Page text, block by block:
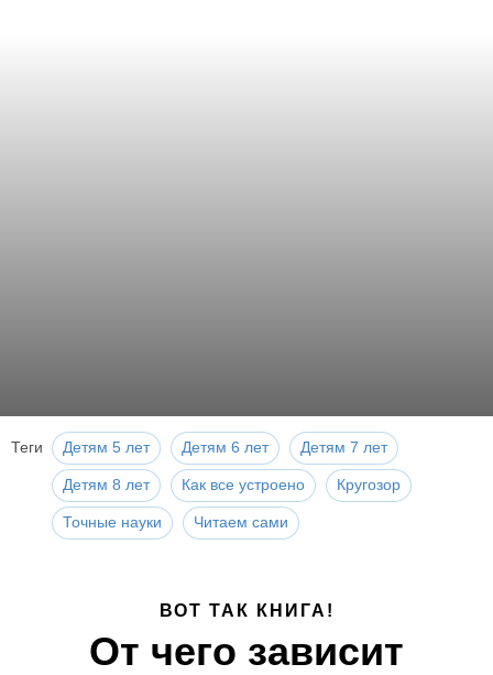
Теги Детям 5 лет Детям 6 лет Детям 7 лет
Детям 8 лет Как все устроено Кругозор
Точные науки Читаем сами
ВОТ ТАК КНИГА!
От чего зависит